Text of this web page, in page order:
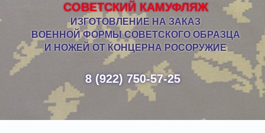
СОВЕТСКИЙ КАМУФЛЯЖ
ИЗГОТОВЛЕНИЕ НА ЗАКАЗ
ВОЕННОЙ ФОРМЫ СОВЕТСКОГО ОБРАЗЦА
И НОЖЕЙ ОТ КОНЦЕРНА РОСОРУЖИЕ
8 (922) 750-57-25